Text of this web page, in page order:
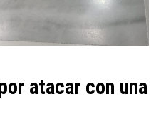
atacar con una